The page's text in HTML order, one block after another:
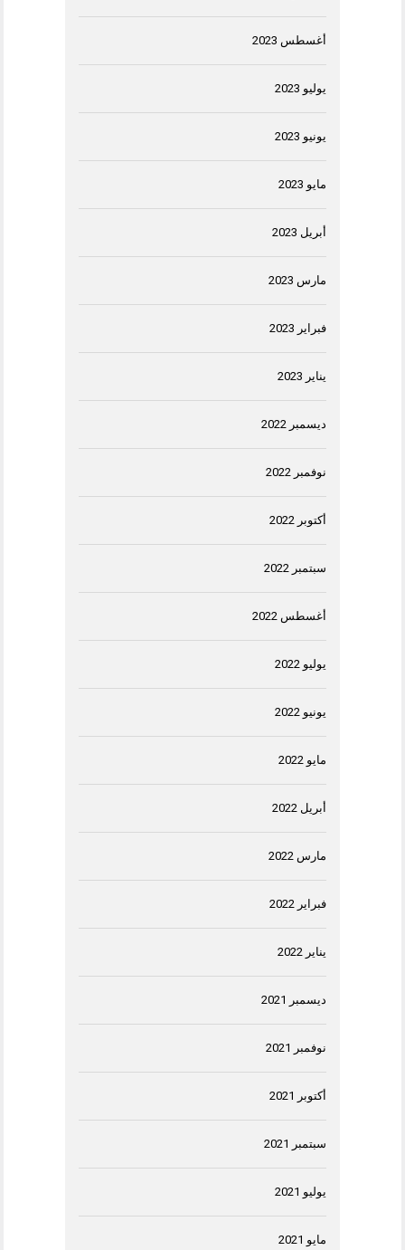
أغسطس 2023
يوليو 2023
يونيو 2023
مايو 2023
أبريل 2023
مارس 2023
فبراير 2023
يناير 2023
ديسمبر 2022
نوفمبر 2022
أكتوبر 2022
سبتمبر 2022
أغسطس 2022
يوليو 2022
يونيو 2022
مايو 2022
أبريل 2022
مارس 2022
فبراير 2022
يناير 2022
ديسمبر 2021
نوفمبر 2021
أكتوبر 2021
سبتمبر 2021
يوليو 2021
مايو 2021